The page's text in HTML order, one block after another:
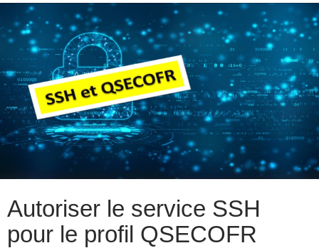
Autoriser le service SSH
pour le profil QSECOFR